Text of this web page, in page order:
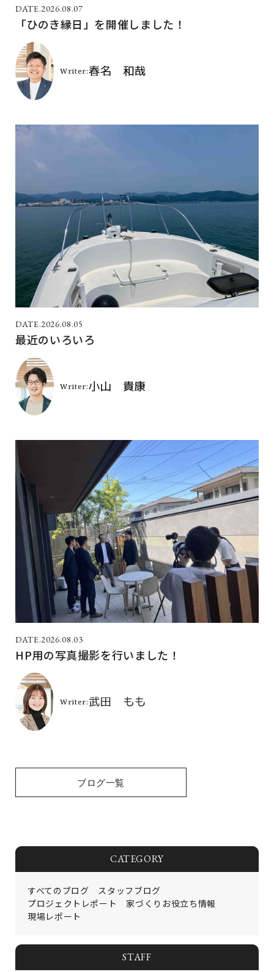
2026.08.07
「ひのき縁日」を開催しました！
2026.08.05
最近のいろいろ
2026.08.03
HP用の写真撮影を行いました！
ブログ一覧
CATEGORY
すべてのブログ
スタッフブログ
プロジェクトレポート
家づくりお役立ち情報
現場レポート
STAFF